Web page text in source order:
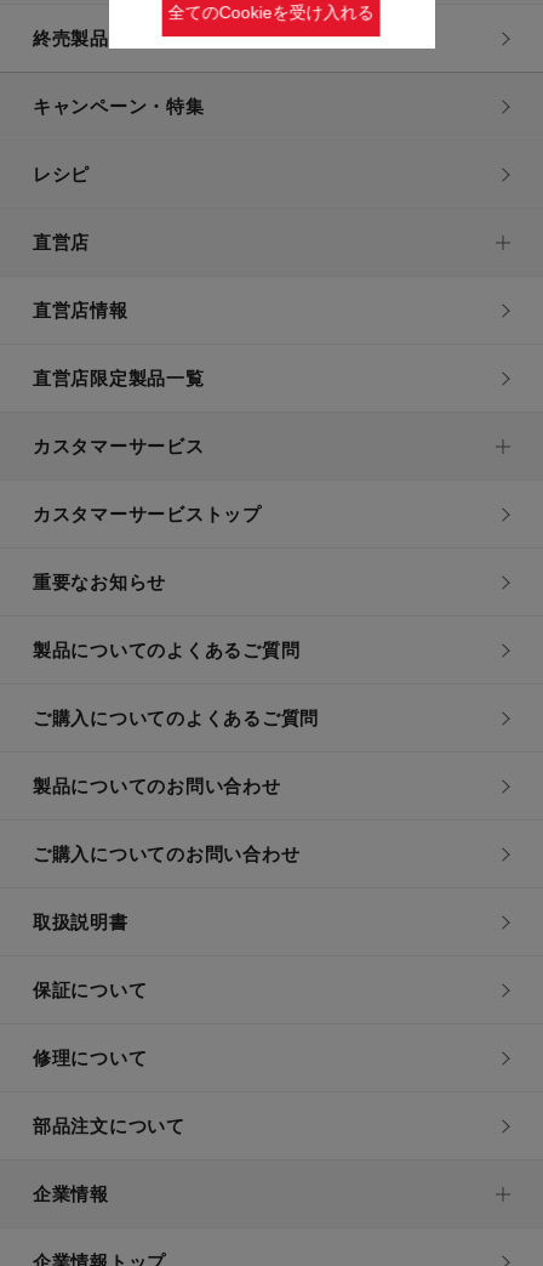
終売製品一覧
キャンペーン・特集
レシピ
直営店
直営店情報
直営店限定製品一覧
カスタマーサービス
カスタマーサービストップ
重要なお知らせ
製品についてのよくあるご質問
ご購入についてのよくあるご質問
製品についてのお問い合わせ
ご購入についてのお問い合わせ
取扱説明書
保証について
修理について
部品注文について
企業情報
全てのCookieを受け入れる